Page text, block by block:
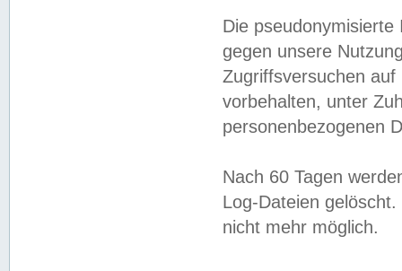
Die
gegen unsere
Zugriffsversuchen
vorbehalten, unter
personenbezogenen
Nach 60 Tagen
Log-Dateien
nicht mehr möglich.